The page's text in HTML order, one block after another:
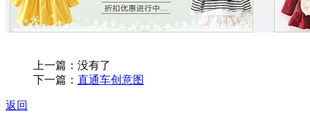
上一篇：没有了
下一篇： 直通车创意图
返回